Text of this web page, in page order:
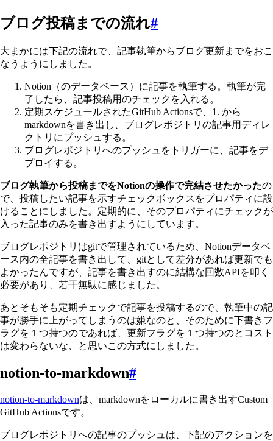
ブログ投稿までの流れ#
大まかには下記の流れで、記事執筆からブログ更新までをおこ
なうようにしました。
Notion（のデータベース）に記事を執筆する。執筆が完
了したら、記事投稿用のチェックを入れる。
定期スケジュールされたGitHub Actionsで、1. から
markdownを書き出し、ブログレポジトリの記事用ディレ
クトリにプッシュする。
ブログレポジトリへのプッシュをトリガーに、記事をデ
プロイする。
ブログ執筆から投稿までをNotionの操作で完結させたかったの
で、投稿したい記事を示すチェックボックスをプロパティに設
けることにしました。定期的に、そのプロパティにチェックが
入った記事のみを書き出すようにしています。
ブログレポジトリはgitで管理されているため、Notionデータベ
ース内の全記事を書き出して、gitとして差分があれば更新でも
よかったんですが、記事を書き出すのに結構な回数APIを叩く
必要があり、若干無駄に感じました。
あとそもそも定期チェックで記事を投稿するので、執筆中の記
事が勝手に上がってしまうのは嫌なのと、そのために下書きフ
ラグを１つ持つのであれば、更新フラグを１つ持つのとコスト
は変わらないな、と思いこの方式にしました。
notion-to-markdown#
notion-to-markdownは、markdownをローカルに書き出すCustom
GitHub Actionsです。
ブログレポジトリへの記事のプッシュは、下記のアクションを